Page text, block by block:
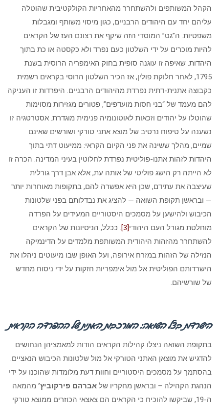
הקהל המשותפים ולהשתחרר מהאחריות הקולקטיבית שהוטלה
עליהם יחד עם היהודים הרבניים, כגון מיסוי משותף ומגבלות
משפטיות. ה”גט” המוסדי הזה שיקף את רצונם העז של הקראים
להיות מוכרים על ידי השלטון כעם נפרד ולא כקסטה או כת בתוך
היהדות. שאיפה זו עוגנה סופית בחוק האימפריה הרוסית בשנת
1795, לאחר חלוקת פולין, אז הכיר השלטון הרוסי בקראים רשמית
כקבוצה אתנית-דתית נפרדת מהיהודים הרבניים. היפרדות זו העניקה
להם מעמד של “בני חסות מועדפים”, פטורים מגזירות מסוימות
שהוטלו על יהודים וזכאות לאוטונומיה פנימית מוגדרת. אסטרטגיה זו
נשענה על טיפוח נרטיב של מוצא אתני טורקי ושורשים שאינם
שמיים, מהלך ששינה את פני הקיום הקראי: ממיעוט דתי בתוך
היהדות לזהות אתנו-פוליטית נפרדת לחלוטין בעיני המדינה. הכרה זו
לא הייתה רק הישג פוליטי של אותה עת, אלא אבן דרך גורלית
שעיצבה את עתידם, שכן היא אפשרה להם, בתקופות מאוחרות יותר
— ובראשן תקופת השואה — להציג את נבדלותם בפני שלטונות
הכיבוש ולהישען על מסמכים היסטוריים המעידים על הפרדה
מוחלטת מגורל העם היהודי[3]
. ככלל, הניסיונות של הקראים
להשתחרר מהזהות היהודית המשותפת מלמדים על הדינמיקה
הנזילה של הזהות במזרח אירופה, ועל האופן שבו מיעוטים ניהלו את
הישרדותם הפוליטית אל מול אימפריות חזקות על ידי ניסוח מחדש
של שורשיהם.
הישרדות בצל השואה: המורכבות האתית של ההפרדה הקראית
בתקופת השואה ניצלו קהילות הקראים הודות למאמציהן הנחושים
להדגיש את מוצאן האתני הטורקי אל מול שלטונות הכיבוש הנאציים.
בהסתמך על מסמכים היסטוריים וחוות דעת מלומדות שהוכנו על ידי
הנהגת הקהילה – ובראשן מחקריו של אברהם פירקוביץ’ מהמאה
ה-19, שביקשו להוכיח כי הקראים הם צאצאי הכוזרים ממוצא טורקי